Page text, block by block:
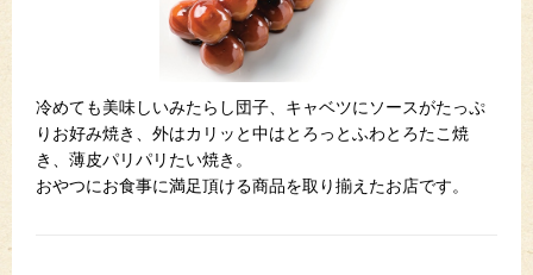
冷めても美味しいみたらし団子、キャベツにソースがたっぷ
りお好み焼き、外はカリッと中はとろっとふわとろたこ焼
き、薄皮パリパリたい焼き。
おやつにお食事に満足頂ける商品を取り揃えたお店です。